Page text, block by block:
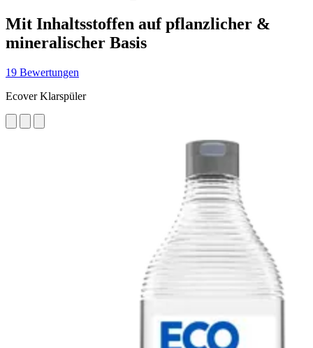
Mit Inhaltsstoffen auf pflanzlicher &
mineralischer Basis
19 Bewertungen
Ecover Klarspüler